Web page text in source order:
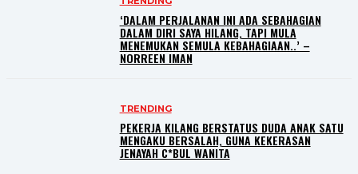
‘DALAM PERJALANAN INI ADA SEBAHAGIAN
DALAM DIRI SAYA HILANG, TAPI MULA
MENEMUKAN SEMULA KEBAHAGIAAN..’ –
NORREEN IMAN
TRENDING
PEKERJA KILANG BERSTATUS DUDA ANAK SATU
MENGAKU BERSALAH, GUNA KEKERASAN
JENAYAH C*BUL WANITA